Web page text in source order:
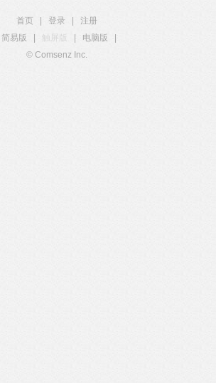
首页 登录
注册
简易版
触屏版 电脑版
© Comsenz Inc.